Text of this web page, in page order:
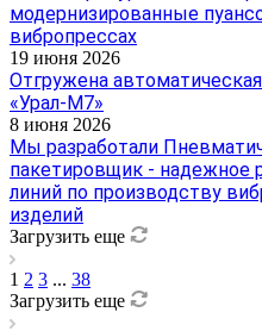
модернизированные
вибропрессах
19 июня 2026
Отгружена
«Урал-М7»
8 июня 2026
Мы разработали
пакетировщик - надежное
линий по производству
изделий
Загрузить еще
1 2 3 ... 38
Загрузить еще